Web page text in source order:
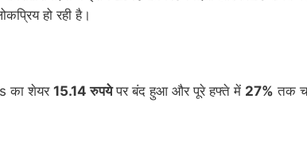
हो रही है।
का शेयर 15.14 रुपयेपर बंद हुआ और पूरे हफ्ते में 27% तक